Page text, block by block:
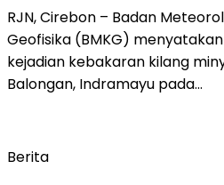
RJN, Cirebon – Badan
Geofisika (BMKG)
kejadian kebakaran kilang
Balongan, Indramayu pada…
Berita